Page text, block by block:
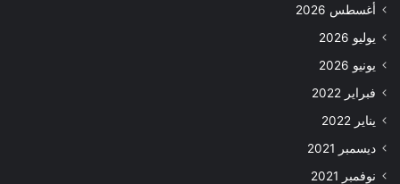
أغسطس 2026
يوليو 2026
يونيو 2026
فبراير 2022
يناير 2022
ديسمبر 2021
نوفمبر 2021